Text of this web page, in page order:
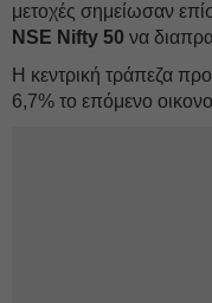
μετοχές σημείωσαν
NSE Nifty 50 να
Η κεντρική τράπεζα
6,7% το επόμενο